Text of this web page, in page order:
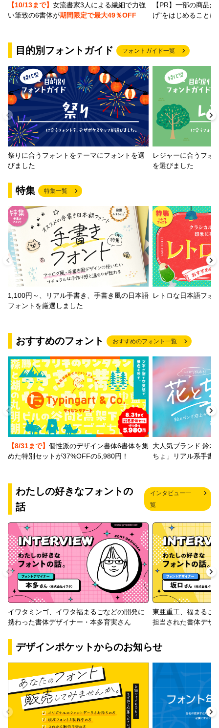
【10/13まで】 女流書家3人による繊細で力強
い筆致の6書体が期間限定で最大49％OFF
【PR】一部の商品
げ"をはじめること
目的別フォントガイド フォントガイド一覧
祭りに合うフォントをテーマにフォントを選
びました
レジャーに合うフォ
を選びました
特集 特集一覧
1,100円～、リアル手書き、手書き風の日本語
フォントを厳選しました
レトロな日本語フォ
おすすめのフォント おすすめのフォント一覧
【8/31まで】 個性派のデザイン書体6書体を集
めた特別セットが37%OFFの5,980円！
大人気ブランド 鈴木
ちょ」リアル系手書
わたしの好きなフォントの
話
インタビュー一
覧
イワタミンゴ、イワタ福まるごなどの開発に
携わった書体デザイナー・本多育実さん
東亜重工、福まるご
担当された書体デザ
デザインポケットからのお知らせ